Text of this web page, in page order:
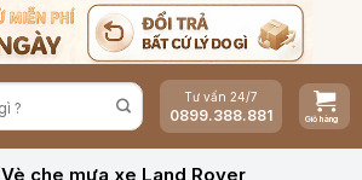
Tư vấn 24/7
0899.388.881
Vè che mưa xe Land Rover